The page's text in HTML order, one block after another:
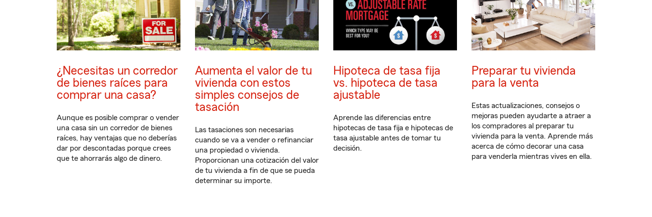
¿Necesitas un corredor
de bienes raíces para
comprar una casa?
Aunque es posible comprar o vender
una casa sin un corredor de bienes
raíces, hay ventajas que no deberías
dar por descontadas porque crees
que te ahorrarás algo de dinero.
Aumenta el valor de tu
vivienda con estos
simples consejos de
tasación
Las tasaciones son necesarias
cuando se va a vender o refinanciar
una propiedad o vivienda.
Proporcionan una cotización del valor
de tu vivienda a fin de que se pueda
determinar su importe.
Hipoteca de tasa fija
vs. hipoteca de tasa
ajustable
Aprende las diferencias entre
hipotecas de tasa fija e hipotecas de
tasa ajustable antes de tomar tu
decisión.
Preparar tu vivienda
para la venta
Estas actualizaciones, consejos o
mejoras pueden ayudarte a atraer a
los compradores al preparar tu
vivienda para la venta. Aprende más
acerca de cómo decorar una casa
para venderla mientras vives en ella.